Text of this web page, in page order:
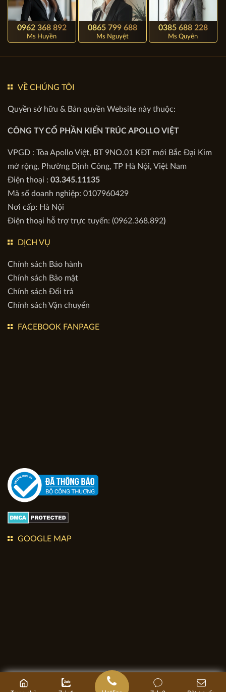
VỀ CHÚNG TÔI
Quyền sở hữu & Bản quyền Website này thuộc:
CÔNG TY CỔ PHẦN KIẾN TRÚC APOLLO VIỆT
VPGD : Tòa Apollo Việt, BT 9NO.01 KĐT mới Bắc Đại Kim
mở rộng, Phường Định Công, TP Hà Nội, Việt Nam
Điện thoại :03.345.11135
Nơi cấp: Hà Nội
Điện thoại hỗ trợ trực tuyến: (0962.368.892
DỊCH VỤ
Chính sách Bảo hành
Chính sách Đổi trả